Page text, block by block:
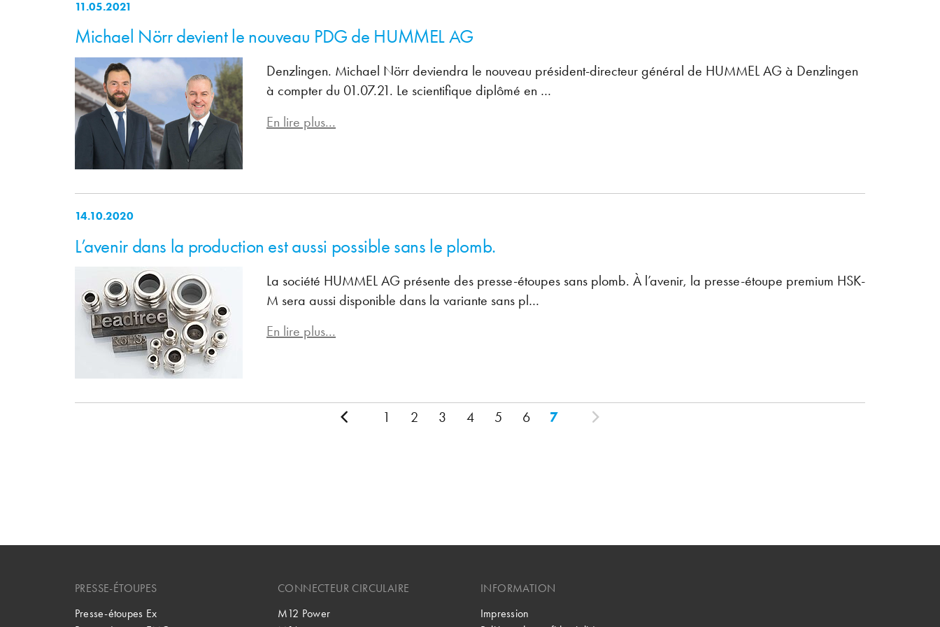
11.05.2021
Michael Nörr devient le nouveau PDG de HUMMEL AG
Denzlingen. Michael Nörr deviendra le nouveau président-directeur général de HUMMEL AG à Denzlingen
à compter du 01.07.21. Le scientifique diplômé en …
En lire plus...
14.10.2020
L’avenir dans la production est aussi possible sans le plomb.
La société HUMMEL AG présente des presse-étoupes sans plomb. À l’avenir, la presse-étoupe premium HSK-
M sera aussi disponible dans la variante sans pl…
En lire plus...
1 2 3 4 5 6 7
PRESSE-ÉTOUPES
Presse-étoupes Ex
CONNECTEUR CIRCULAIRE
M12 Power
INFORMATION
Impression